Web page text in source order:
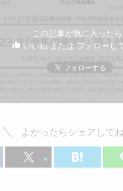
この記事が気に入ったら
いいね または フォローし
よかったらシェアしてね